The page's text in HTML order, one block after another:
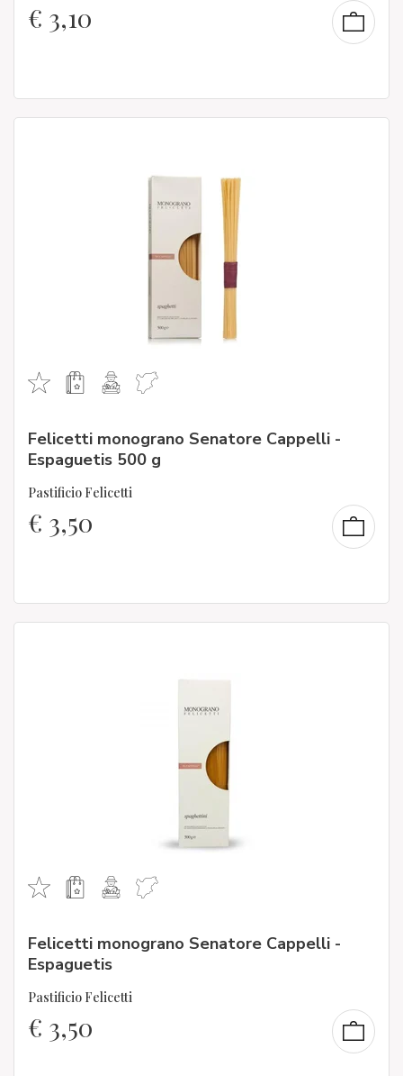
€ 3,10
Felicetti monograno Senatore Cappelli -
Espaguetis 500 g
Pastificio Felicetti
€ 3,50
Felicetti monograno Senatore Cappelli -
Espaguetis
Pastificio Felicetti
€ 3,50